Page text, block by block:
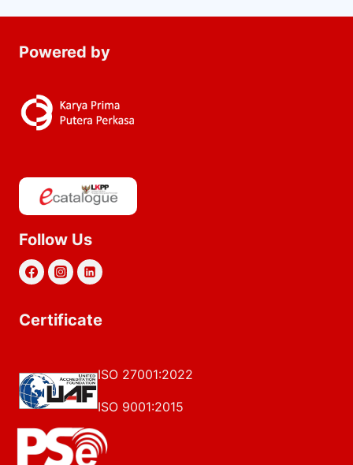
Powered by
Follow Us
Certificate
ISO 27001:2022
ISO 9001:2015